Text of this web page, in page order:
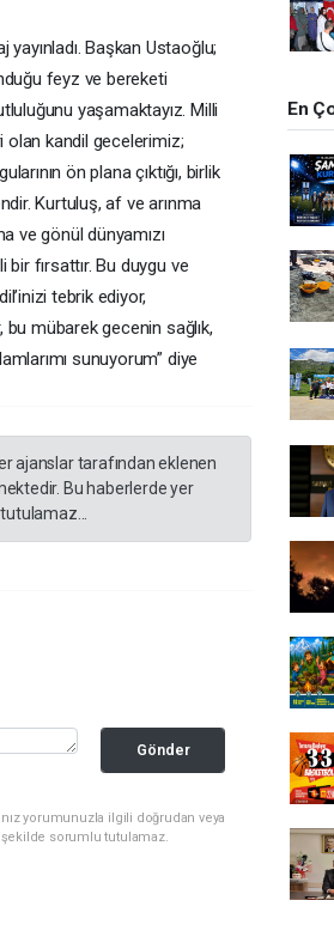
Başkan Ustaoğlu;
feyz ve bereketi
yaşamaktayız. Milli
olan kandil gecelerimiz;
ön plana çıktığı, birlik
Kurtuluş, af ve arınma
ve gönül dünyamızı
fırsattır. Bu duygu ve
tebrik ediyor,
mübarek gecenin sağlık,
sunuyorum” diye
ajanslar tarafından eklenen
Bu haberlerde yer
Gönder
yorumunuzla ilgili doğrudan veya
şekilde sorumlu tutulamaz.
En